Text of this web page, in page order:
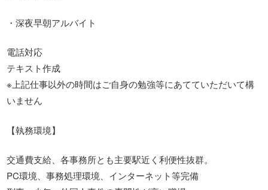
・深夜早朝アルバイト
電話対応
テキスト作成
※上記仕事以外の時間はご自身の勉強等にあてていただいて構
いません
【執務環境】
交通費支給、各事務所とも主要駅近く利便性抜群。
PC環境、事務処理環境、インターネット等完備